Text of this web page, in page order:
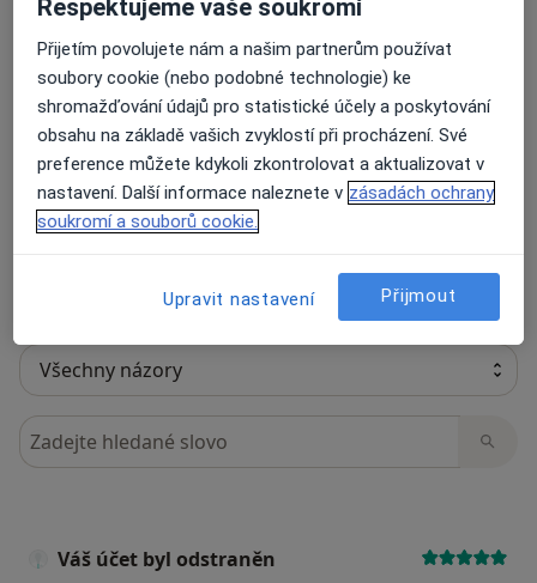
45 názorů
Recenze pacientů jsou pro nás důležité.
Specialisté nemají možnost zaplatit za
odstranění nebo změnu recenze pacienta.
Hledejte v názorech
Váš účet byl odstraněn
Respektujeme vaše soukromí
Přijetím povolujete nám a našim partnerům používat
soubory cookie (nebo podobné technologie) ke
shromažďování údajů pro statistické účely a poskytování
obsahu na základě vašich zvyklostí při procházení. Své
preference můžete kdykoli zkontrolovat a aktualizovat v
nastavení. Další informace naleznete v zásadách ochrany
soukromí a souborů cookie.
Upravit nastavení Přijmout